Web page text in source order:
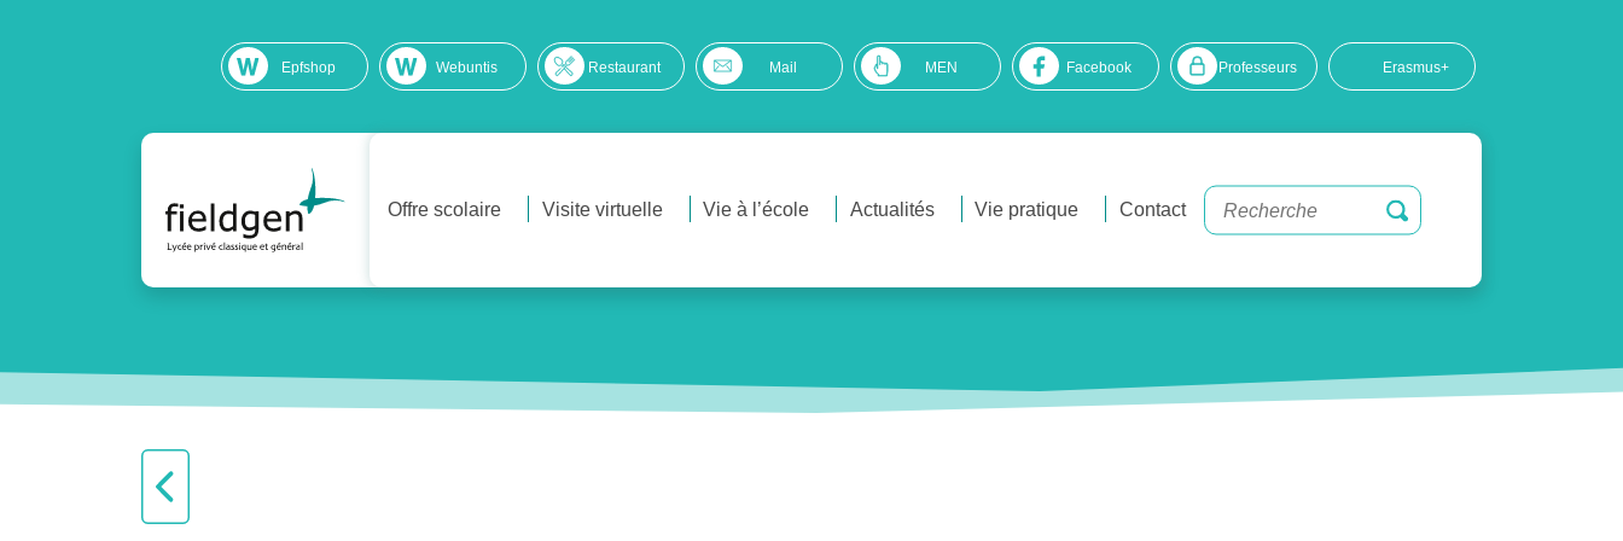
Epfshop Webuntis Restaurant Mail MEN Facebook Professeurs Erasmus+
Offre scolaire Visite virtuelle Vie à l’école Actualités Vie pratique Contact